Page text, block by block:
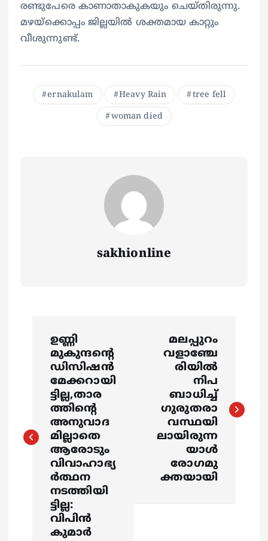
രണ്ടുപേരെ കാണാതാകുകയും ചെയ്തിരുന്നു.
മഴയ്‌ക്കൊപ്പം ജില്ലയില്‍ ശക്തമായ കാറ്റും
വീശുന്നുണ്ട്.
ernakulam Heavy Rain tree fell
woman died
sakhionline
n
ഉണ്ണി
മുകുന്ദന്റെ
ഡിസിഷന്‍
മേക്കറായി
ട്ടില്ല,താര
ത്തിന്റെ
അനുവാദ
മില്ലാതെ
ആരോടും
വിവാഹാഭ്യ
ര്‍ത്ഥന
നടത്തിയി
ട്ടില്ല:
വിപിന്‍
കുമാര്‍
മലപ്പുറം
വളാഞ്ചേ
രിയില്‍
നിപ
ബാധിച്ച്
ഗുരുതരാ
വസ്ഥയി
ലായിരുന്ന
യാള്‍
രോഗമു
ക്തയായി